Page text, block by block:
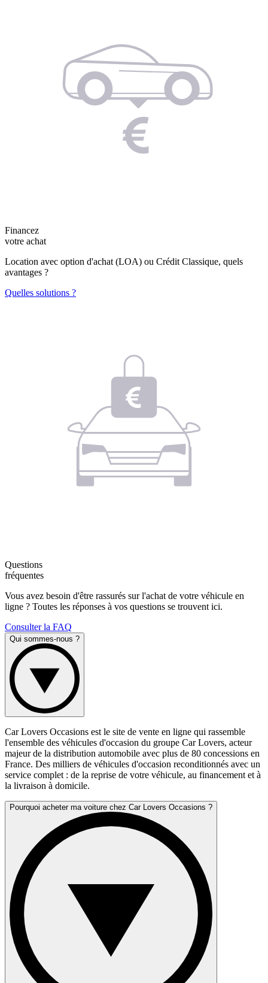
Financez
votre achat
Location avec option d'achat (LOA) ou Crédit Classique, quels
avantages ?
Quelles solutions ?
Questions
fréquentes
Vous avez besoin d'être rassurés sur l'achat de votre véhicule en
ligne ? Toutes les réponses à vos questions se trouvent ici.
Consulter la FAQ
Qui sommes-nous ?
Car Lovers Occasions est le site de vente en ligne qui rassemble
l'ensemble des véhicules d'occasion du groupe Car Lovers, acteur
majeur de la distribution automobile avec plus de 80 concessions en
France. Des milliers de véhicules d'occasion reconditionnés avec un
service complet : de la reprise de votre véhicule, au financement et à
la livraison à domicile.
Pourquoi acheter ma voiture chez Car Lovers Occasions ?